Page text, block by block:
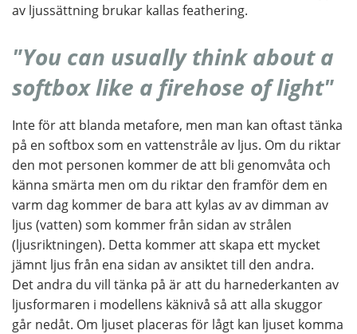
av ljussättning brukar kallas feathering.
"You can usually think about a
softbox like a firehose of light"
Inte för att blanda metafore, men man kan oftast tänka
på en softbox som en vattenstråle av ljus. Om du riktar
den mot personen kommer de att bli genomvåta och
känna smärta men om du riktar den framför dem en
varm dag kommer de bara att kylas av av dimman av
ljus (vatten) som kommer från sidan av strålen
(ljusriktningen). Detta kommer att skapa ett mycket
jämnt ljus från ena sidan av ansiktet till den andra.
Det andra du vill tänka på är att du harnederkanten av
ljusformaren i modellens käknivå så att alla skuggor
går nedåt. Om ljuset placeras för lågt kan ljuset komma